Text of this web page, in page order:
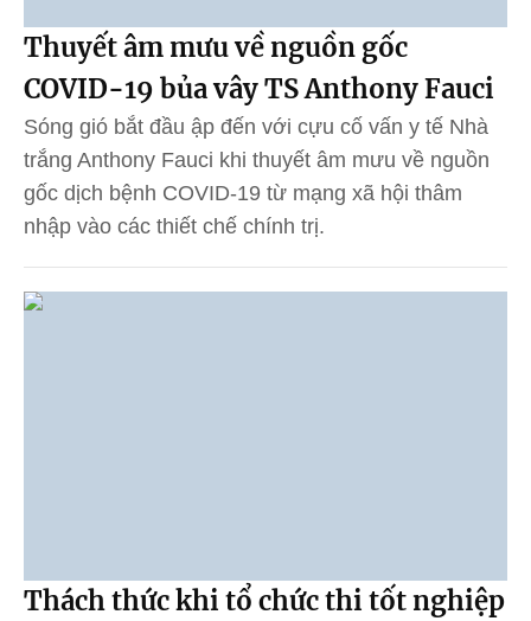
Thuyết âm mưu về nguồn gốc
COVID-19 bủa vây TS Anthony Fauci
Sóng gió bắt đầu ập đến với cựu cố vấn y tế Nhà
trắng Anthony Fauci khi thuyết âm mưu về nguồn
gốc dịch bệnh COVID-19 từ mạng xã hội thâm
nhập vào các thiết chế chính trị.
Thách thức khi tổ chức thi tốt nghiệp